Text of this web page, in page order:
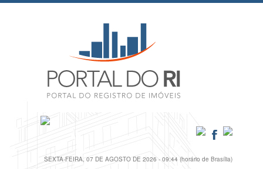
SEXTA-FEIRA, 07 DE AGOSTO DE 2026 - 09:44 (horário de Brasília)